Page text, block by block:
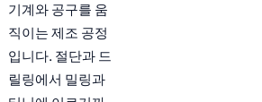
기계와 공구를 움
직이는 제조 공정
입니다. 절단과 드
릴링에서 밀링과